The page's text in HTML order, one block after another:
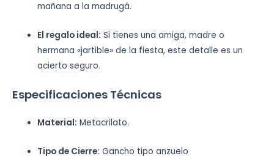
mañana a la madrugá.
El regalo ideal: Si tienes una amiga, madre o
hermana «jartible» de la fiesta, este detalle es un
acierto seguro.
Especificaciones Técnicas
Material: Metacrilato.
Tipo de Cierre: Gancho tipo anzuelo